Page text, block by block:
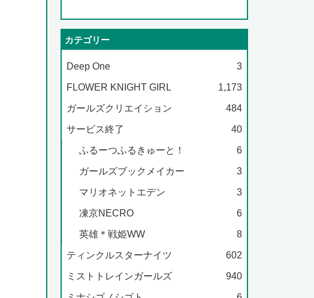
カテゴリー
Deep One 3
FLOWER KNIGHT GIRL 1,173
ガールズクリエイション 484
サービス終了 40
ふるーつふるきゅーと！ 6
ガールズブックメイカー 3
マリオネットエデン 3
凍京NECRO 6
英雄＊戦姫WW 8
ティンクルスターナイツ 602
ミストトレインガールズ 940